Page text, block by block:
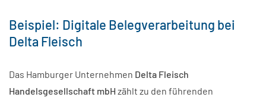
Beispiel: Digitale Belegverarbeitung bei
Delta Fleisch
Das Hamburger Unternehmen Delta Fleisch
Handelsgesellschaft mbH zählt zu den führenden